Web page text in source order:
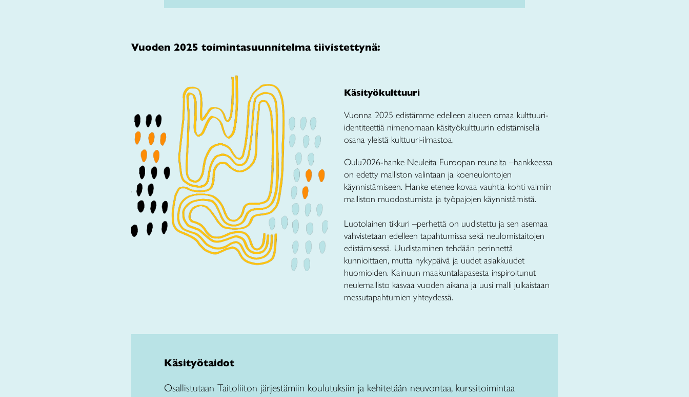
Vuoden 2025 toimintasuunnitelma tiivistettynä:
Käsityökulttuuri
Vuonna 2025 edistämme edelleen alueen omaa kulttuuri-
identiteettiä nimenomaan käsityökulttuurin edistämisellä
osana yleistä kulttuuri-ilmastoa.
Oulu2026-hanke Neuleita Euroopan reunalta –hankkeessa
on edetty malliston valintaan ja koeneulontojen
käynnistämiseen. Hanke etenee kovaa vauhtia kohti valmiin
malliston muodostumista ja työpajojen käynnistämistä.
Luotolainen tikkuri –perhettä on uudistettu ja sen asemaa
vahvistetaan edelleen tapahtumissa sekä neulomistaitojen
edistämisessä. Uudistaminen tehdään perinnettä
kunnioittaen, mutta nykypäivä ja uudet asiakkuudet
huomioiden. Kainuun maakuntalapasesta inspiroitunut
neulemallisto kasvaa vuoden aikana ja uusi malli julkaistaan
messutapahtumien yhteydessä.
Käsityötaidot
Osallistutaan Taitoliiton järjestämiin koulutuksiin ja kehitetään neuvontaa, kurssitoimintaa